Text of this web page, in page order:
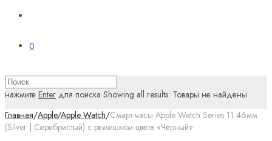
0
нажмите Enter для поиска Showing all results: Товары не найдены.
Главная/Apple/Apple Watch/Смарт-часы Apple Watch Series 11 46мм
(Silver | Серебристый) с ремешком цвета «Чёрный»